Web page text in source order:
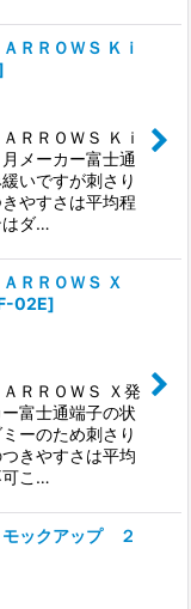
ＲＲＯＷＳ Ｋｉ
ＲＲＯＷＳ Ｋｉ
メーカー富士通
いですが刺さり
やすさは平均程
はダ…
ＲＲＯＷＳ Ｘ
02E]
ＲＲＯＷＳ Ｘ発
富士通端子の状
ーのため刺さり
きやすさは平均
可こ…
ックアップ ２